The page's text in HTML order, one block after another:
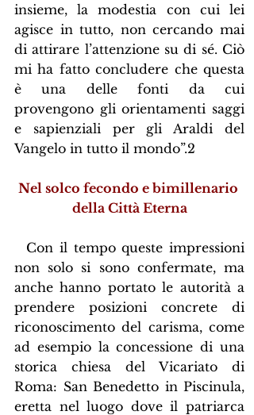
insieme, la modestia con cui lei
agisce in tutto, non cercando mai
di attirare l’attenzione su di sé. Ciò
mi ha fatto concludere che questa
è una delle fonti da cui
provengono gli orientamenti saggi
e sapienziali per gli Araldi del
Vangelo in tutto il mondo”.2
Nel solco fecondo e bimillenario
della Città Eterna
Con il tempo queste impressioni
non solo si sono confermate, ma
anche hanno portato le autorità a
prendere posizioni concrete di
riconoscimento del carisma, come
ad esempio la concessione di una
storica chiesa del Vicariato di
Roma: San Benedetto in Piscinula,
eretta nel luogo dove il patriarca